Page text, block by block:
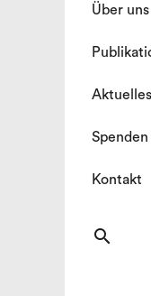
Über uns
Aktuelles
Spenden
Kontakt
search